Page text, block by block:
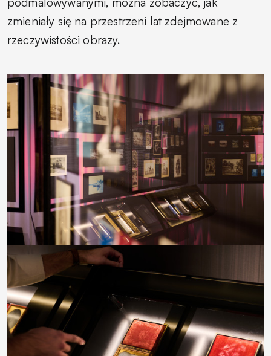
zmieniały się na przestrzeni lat zdejmowane z
rzeczywistości obrazy.